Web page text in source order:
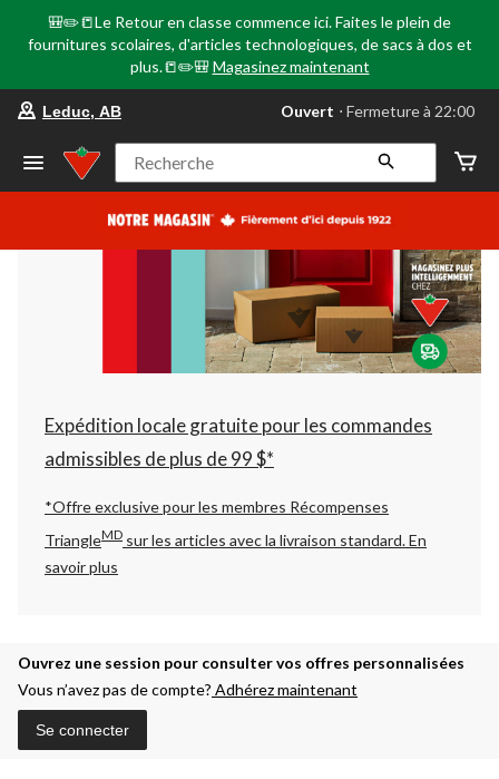
🎒✏️📒Le Retour en classe commence ici. Faites le plein de
fournitures scolaires, d'articles technologiques, de sacs à dos et
plus.📒✏️🎒 Magasinez maintenant
votre
préféré
Leduc,
AB,
courament
Fermeture
à
22:00
cliquer
pour
changer
Leduc, AB Ouvert ⋅ Fermeture à 22:00
Recherche
Expédition locale gratuite pour les commandes
admissibles de plus de 99 $*
*Offre exclusive pour les membres Récompenses
TriangleMD sur les articles avec la livraison standard.En
savoir plus
Ouvrez une session pour consulter vos offres personnalisées
Vous n’avez pas de compte? Adhérez maintenant
Se connecter